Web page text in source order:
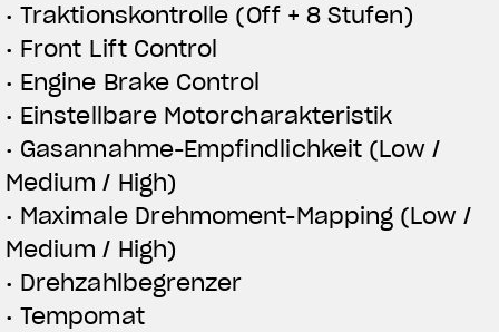
• Traktionskontrolle (Off + 8 Stufen)
• Front Lift Control
• Engine Brake Control
• Einstellbare Motorcharakteristik
• Gasannahme-Empfindlichkeit (Low /
Medium / High)
• Maximale Drehmoment-Mapping (Low /
Medium / High)
• Drehzahlbegrenzer
• Tempomat